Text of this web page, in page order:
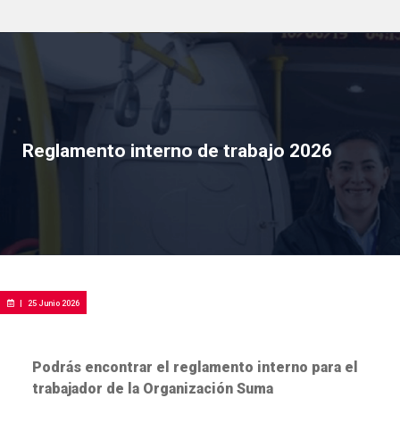
Reglamento interno de trabajo 2026
25 Junio 2026
Podrás encontrar el reglamento interno para el
trabajador de la Organización Suma